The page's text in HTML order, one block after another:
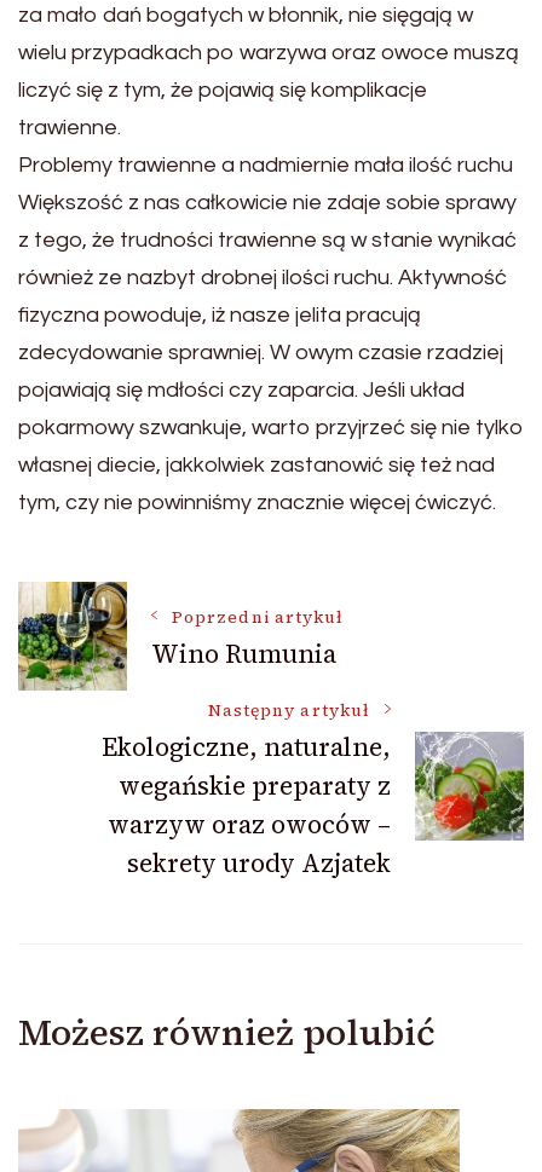
za mało dań bogatych w błonnik, nie sięgają w
wielu przypadkach po warzywa oraz owoce muszą
liczyć się z tym, że pojawią się komplikacje
trawienne.
Problemy trawienne a nadmiernie mała ilość ruchu
Większość z nas całkowicie nie zdaje sobie sprawy
z tego, że trudności trawienne są w stanie wynikać
również ze nazbyt drobnej ilości ruchu. Aktywność
fizyczna powoduje, iż nasze jelita pracują
zdecydowanie sprawniej. W owym czasie rzadziej
pojawiają się mdłości czy zaparcia. Jeśli układ
pokarmowy szwankuje, warto przyjrzeć się nie tylko
własnej diecie, jakkolwiek zastanowić się też nad
tym, czy nie powinniśmy znacznie więcej ćwiczyć.
Nawigacja
wpisu
Poprzedni artykuł
Wino Rumunia
Następny artykuł
Ekologiczne, naturalne,
wegańskie preparaty z
warzyw oraz owoców –
sekrety urody Azjatek
Możesz również polubić